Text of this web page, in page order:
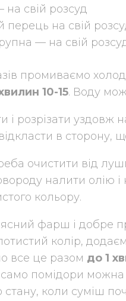
свій розсуд
на свій
— на свій
промиваємо
10-15. Воду
розрізати уздовж
в сторону,
очистити від
налити олію
кольору.
фарш і добре
колір,
все це разом до 1
помідори
коли суміш